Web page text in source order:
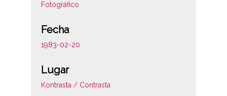
Fotográfico
Fecha
1983-02-20
Lugar
Kontrasta / Contrasta